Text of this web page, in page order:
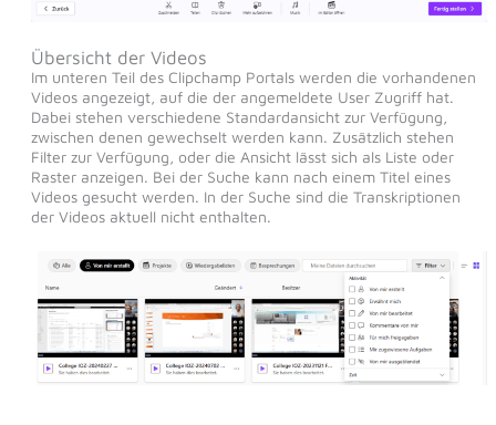
Übersicht der Videos
Im unteren Teil des Clipchamp Portals werden die vorhandenen
Videos angezeigt, auf die der angemeldete User Zugriff hat.
Dabei stehen verschiedene Standardansicht zur Verfügung,
zwischen denen gewechselt werden kann. Zusätzlich stehen
Filter zur Verfügung, oder die Ansicht lässt sich als Liste oder
Raster anzeigen. Bei der Suche kann nach einem Titel eines
Videos gesucht werden. In der Suche sind die Transkriptionen
der Videos aktuell nicht enthalten.